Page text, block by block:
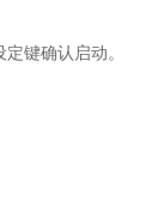
键确认启动。